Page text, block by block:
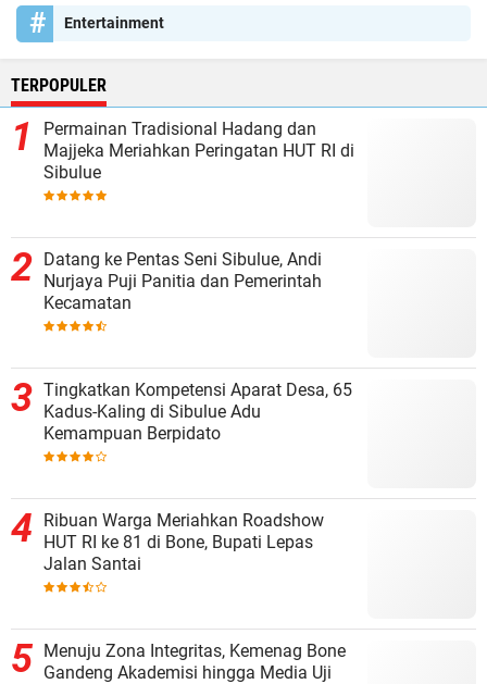
Entertainment
TERPOPULER
Permainan Tradisional Hadang dan
Majjeka Meriahkan Peringatan HUT RI di
Sibulue
Datang ke Pentas Seni Sibulue, Andi
Nurjaya Puji Panitia dan Pemerintah
Kecamatan
Tingkatkan Kompetensi Aparat Desa, 65
Kadus-Kaling di Sibulue Adu
Kemampuan Berpidato
Ribuan Warga Meriahkan Roadshow
HUT RI ke 81 di Bone, Bupati Lepas
Jalan Santai
Menuju Zona Integritas, Kemenag Bone
Gandeng Akademisi hingga Media Uji